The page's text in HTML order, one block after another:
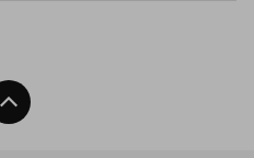
Back To Top